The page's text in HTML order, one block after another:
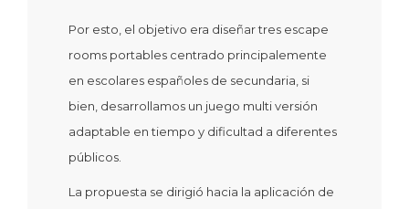
Por esto, el objetivo era diseñar tres escape
rooms portables centrado principalemente
en escolares españoles de secundaria, si
bien, desarrollamos un juego multi versión
adaptable en tiempo y dificultad a diferentes
públicos.
La propuesta se dirigió hacia la aplicación de